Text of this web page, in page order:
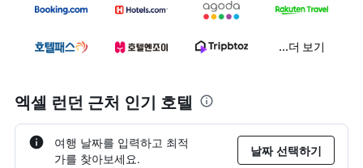
...더 보기
엑셀 런던 근처 인기 호텔
여행 날짜를 입력하고 최적
가를 찾아보세요.
날짜 선택하기